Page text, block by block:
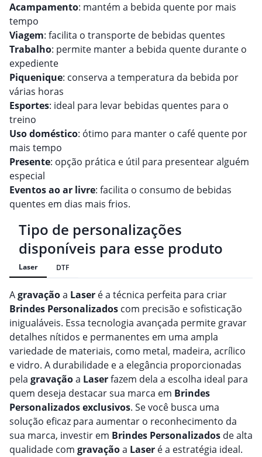
Acampamento: mantém a bebida quente por mais
tempo
Viagem: facilita o transporte de bebidas quentes
Trabalho: permite manter a bebida quente durante o
expediente
Piquenique: conserva a temperatura da bebida por
várias horas
Esportes: ideal para levar bebidas quentes para o
treino
Uso doméstico: ótimo para manter o café quente por
mais tempo
Presente: opção prática e útil para presentear alguém
especial
Eventos ao ar livre: facilita o consumo de bebidas
quentes em dias mais frios.
Tipo de personalizações
disponíveis para esse produto
Laser DTF
Agravaçãoa Laser é a técnica perfeita para criar
Brindes Personalizados com precisão e sofisticação
inigualáveis. Essa tecnologia avançada permite gravar
detalhes nítidos e permanentes em uma ampla
variedade de materiais, como metal, madeira, acrílico
e vidro. A durabilidade e a elegância proporcionadas
pela gravaçãoa Laserfazem dela a escolha ideal para
quem deseja destacar sua marca em Brindes
Personalizadosexclusivos. Se você busca uma
solução eficaz para aumentar o reconhecimento da
sua marca, investir em Brindes Personalizados de alta
qualidade com gravaçãoa Laser é a estratégia ideal.